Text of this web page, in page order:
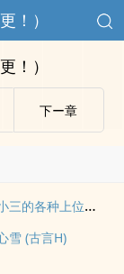
！）
！）
下ー章
论小三的各种上位方式（男出轨，女小三）
雪 (古言H)